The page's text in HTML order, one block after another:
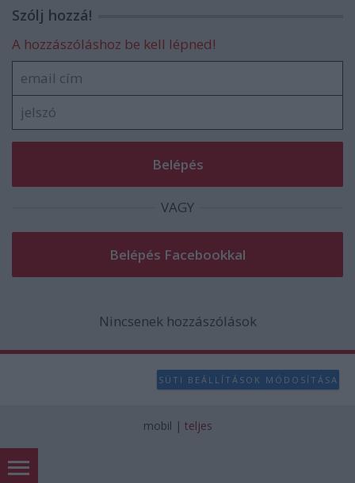
Szólj hozzá!
A hozzászóláshoz be kell lépned!
VAGY
Nincsenek hozzászólások
SÜTI BEÁLLÍTÁSOK MÓDOSÍTÁSA
mobil | teljes